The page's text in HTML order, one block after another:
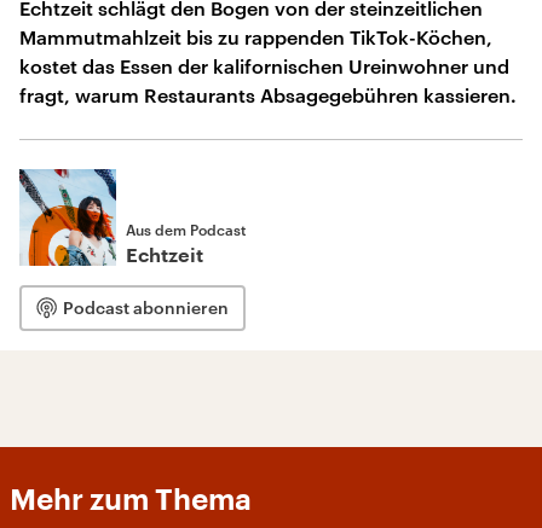
Echtzeit schlägt den Bogen von der steinzeitlichen
Mammutmahlzeit bis zu rappenden TikTok-Köchen,
kostet das Essen der kalifornischen Ureinwohner und
fragt, warum Restaurants Absagegebühren kassieren.
Aus dem Podcast
Echtzeit
Podcast abonnieren
Mehr zum Thema